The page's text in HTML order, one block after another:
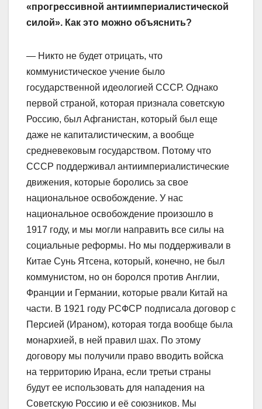
«прогрессивной антиимпериалистической
силой». Как это можно объяснить?
— Никто не будет отрицать, что
коммунистическое учение было
государственной идеологией СССР. Однако
первой страной, которая признала советскую
Россию, был Афганистан, который был еще
даже не капиталистическим, а вообще
средневековым государством. Потому что
СССР поддерживал антиимпериалистические
движения, которые боролись за свое
национальное освобождение. У нас
национальное освобождение произошло в
1917 году, и мы могли направить все силы на
социальные реформы. Но мы поддерживали в
Китае Сунь Ятсена, который, конечно, не был
коммунистом, но он боролся против Англии,
Франции и Германии, которые рвали Китай на
части. В 1921 году РСФСР подписала договор с
Персией (Ираном), которая тогда вообще была
монархией, в ней правил шах. По этому
договору мы получили право вводить войска
на территорию Ирана, если третьи страны
будут ее использовать для нападения на
Советскую Россию и её союзников. Мы